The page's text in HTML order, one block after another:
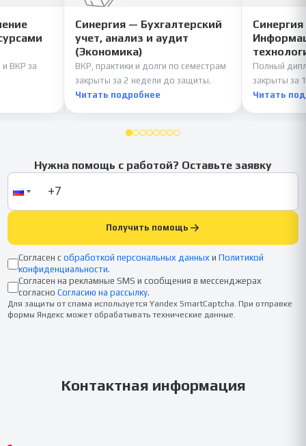
и ВКР за
Синергия — Бухгалтерский
учет, анализ и аудит
(Экономика)
ВКР, практики и долги по семестрам
закрыты за 2 недели до защиты.
Читать подробнее
Полный
закрыты за
Читать
Нужна помощь с работой? Оставьте заявку
Получить помощь
Согласен с обработкой персональных данных и Политикой
конфиденциальности.
Согласен на рекламные SMS и сообщения в мессенджерах
согласно Согласию на рассылку.
Для защиты от спама используется Yandex SmartCaptcha. При отправке
формы Яндекс может обрабатывать технические данные.
Контактная информация